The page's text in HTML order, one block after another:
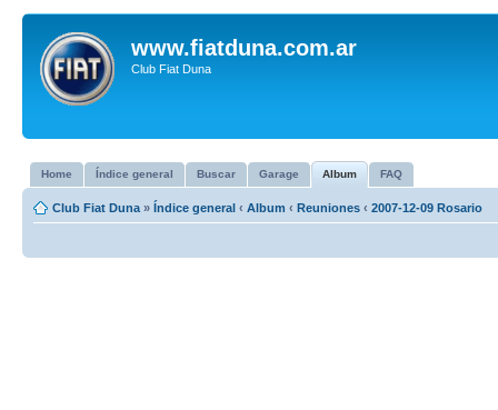
www.fiatduna.com.ar
Club Fiat Duna
Home Índice general Buscar Garage Album FAQ
Club Fiat Duna » Índice general ‹ Album ‹ Reuniones ‹ 2007-12-09 Rosario